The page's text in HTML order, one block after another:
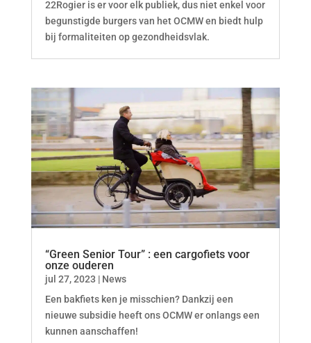
22Rogier is er voor elk publiek, dus niet enkel voor
begunstigde burgers van het OCMW en biedt hulp
bij formaliteiten op gezondheidsvlak.
“Green Senior Tour” : een cargofiets voor
onze ouderen
jul 27, 2023 | News
Een bakfiets ken je misschien? Dankzij een
nieuwe subsidie heeft ons OCMW er onlangs een
kunnen aanschaffen!